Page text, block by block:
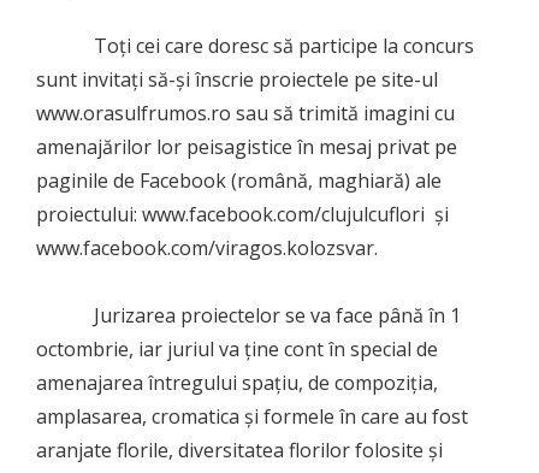
Toți cei care doresc să participe la concurs
sunt invitați să-și înscrie proiectele pe site-ul
www.orasulfrumos.ro sau să trimită imagini cu
amenajărilor lor peisagistice în mesaj privat pe
paginile de Facebook (română, maghiară) ale
proiectului: www.facebook.com/clujulcuflori și
www.facebook.com/viragos.kolozsvar.
Jurizarea proiectelor se va face până în 1
octombrie, iar juriul va ține cont în special de
amenajarea întregului spațiu, de compoziția,
amplasarea, cromatica şi formele în care au fost
aranjate florile, diversitatea florilor folosite și